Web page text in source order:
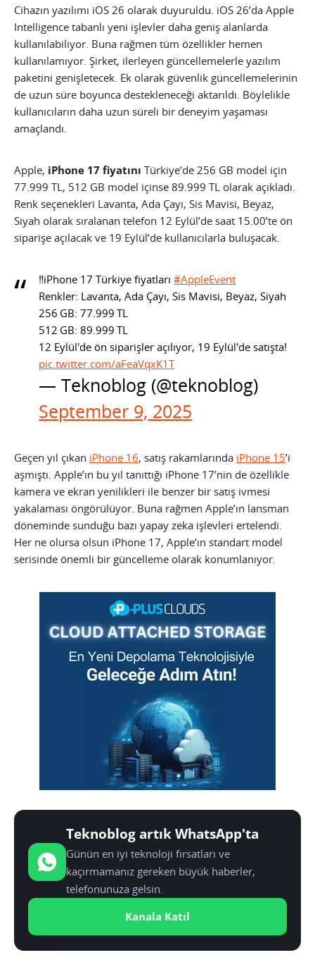
Cihazın yazılımı iOS 26 olarak duyuruldu. iOS 26’da Apple
Intelligence tabanlı yeni işlevler daha geniş alanlarda
kullanılabiliyor. Buna rağmen tüm özellikler hemen
kullanılamıyor. Şirket, ilerleyen güncellemelerle yazılım
paketini genişletecek. Ek olarak güvenlik güncellemelerinin
de uzun süre boyunca destekleneceği aktarıldı. Böylelikle
kullanıcıların daha uzun süreli bir deneyim yaşaması
amaçlandı.
Apple, iPhone 17 fiyatını Türkiye’de 256 GB model için
77.999 TL, 512 GB model içinse 89.999 TL olarak açıkladı.
Renk seçenekleri Lavanta, Ada Çayı, Sis Mavisi, Beyaz,
Siyah olarak sıralanan telefon 12 Eylül’de saat 15.00’te ön
siparişe açılacak ve 19 Eylül’de kullanıcılarla buluşacak.
‼️iPhone 17 Türkiye fiyatları#AppleEvent
Renkler: Lavanta, Ada Çayı, Sis Mavisi, Beyaz, Siyah
256 GB: 77.999 TL
512 GB: 89.999 TL
12 Eylül'de ön siparişler açılıyor, 19 Eylül'de satışta!
pic.twitter.com/aFeaVqxK1T
— Teknoblog (@teknoblog)
September 9, 2025
Geçen yıl çıkan iPhone 16, satış rakamlarında iPhone 15’i
aşmıştı. Apple’ın bu yıl tanıttığı iPhone 17’nin de özellikle
kamera ve ekran yenilikleri ile benzer bir satış ivmesi
yakalaması öngörülüyor. Buna rağmen Apple’ın lansman
döneminde sunduğu bazı yapay zeka işlevleri ertelendi.
Her ne olursa olsun iPhone 17, Apple’ın standart model
serisinde önemli bir güncelleme olarak konumlanıyor.
Teknoblog artık WhatsApp'ta
Günün en iyi teknoloji fırsatları ve
kaçırmamanız gereken büyük haberler,
telefonunuza gelsin.
Kanala Katıl